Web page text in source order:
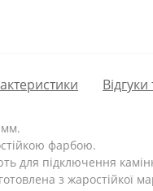
фарбою.
для підключення
з жаростійкої